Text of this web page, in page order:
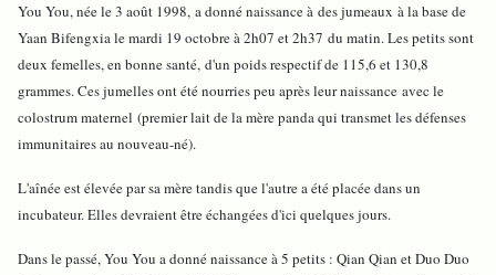
You You,née le 3 août 1998, a donné naissance à des jumeaux à la base de
Yaan Bifengxia le mardi 19 octobre à 2h07 et 2h37 du matin. Les petits sont
deux femelles, en bonne santé, d'un poids respectif de 115,6 et 130,8
grammes. Ces jumelles ont été nourries peu après leurnaissance avec le
colostrum maternel (premier lait de la mère panda qui transmet les défenses
immunitaires au nouveau-né).
L'aînée est élevée par sa mère tandis que l'autre a été placée dans un
incubateur. Elles devraient être échangées d'ici quelques jours.
Dans le passé, You You a donné naissance à 5 petits : Qian Qian et Duo Duo